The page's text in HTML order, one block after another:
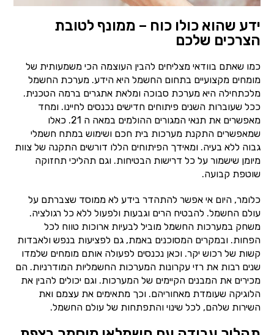
ידע שהוא כולו כוח – ממונף לטובת
הצרכים שלכם
כמו שאתם בוודאי מצליחים להבין העוצמה הכי משמעותית של
מומחים מקצועיים בתחום החשמל היא הידע. מערכת החשמל
מלכתחילה היא מערכת סבוכה ומלאת אתגרים ברמה הטכנית.
ככל שעוברות השנים פיתוחים חדישים נכנסים לחיינו. ומחד
מאפשרים את תנאי המגורים ההולמים במאה ה 21. כאלו
שמאפשרים התקנת מערכות בית חכם ושימוש במתח חשמלי
גבוה ללא בעיה. ומאידך הפיתוחים הללו דורשים התקנה של צוות
מיומן שישמור על כל דרישות הבטיחות. וגם תהליכי תחזוקה
שוטפת קבועה.
כלומר, היום אי אפשר להתהדר בידע לא ממוסד שצברתם על
עולם החשמל. להבטיח הרים וגבעות ולפעול ללא כל רגולציה.
משחק במערכות החשמל מוביל לבעיות ארוכות טווח לכל
הפחות. ובמקרים המסוכנים באמת, גם לפציעות בנפש ולאבדות
קשות של רכוש יקר. וכאן נכנסים לפעולה אותם מומחים שלמדו
שנים רבות את רזי עקרונות המערכות החשמליות המודרניות. הם
מכירים את המבנים הקיימים של המערכות. וגם יכולים להבין את
הלוגיקה שעומדת מאחוריהם. וכך מתאימים את עצמם ואת
השירות שלהם, לכל שינוי והתפתחות של עולם החשמל.